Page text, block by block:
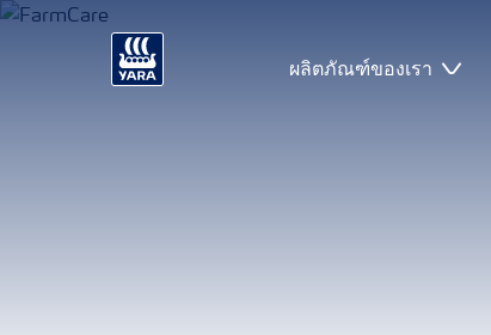
ผลิตภัณฑ์ของเรา